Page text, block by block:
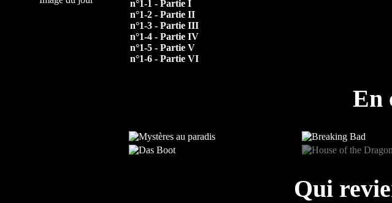
n°1-1 - Partie I
n°1-2 - Partie II
n°1-3 - Partie III
n°1-4 - Partie IV
n°1-5 - Partie V
n°1-6 - Partie VI
En
Qui